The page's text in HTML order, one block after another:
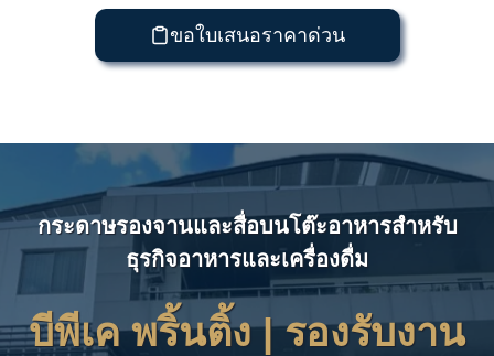
ขอใบเสนอราคาด่วน
กระดาษรองจานและสื่อบนโต๊ะอาหารสำหรับ
ธุรกิจอาหารและเครื่องดื่ม
บีพีเค พริ้นติ้ง | รองรับงาน